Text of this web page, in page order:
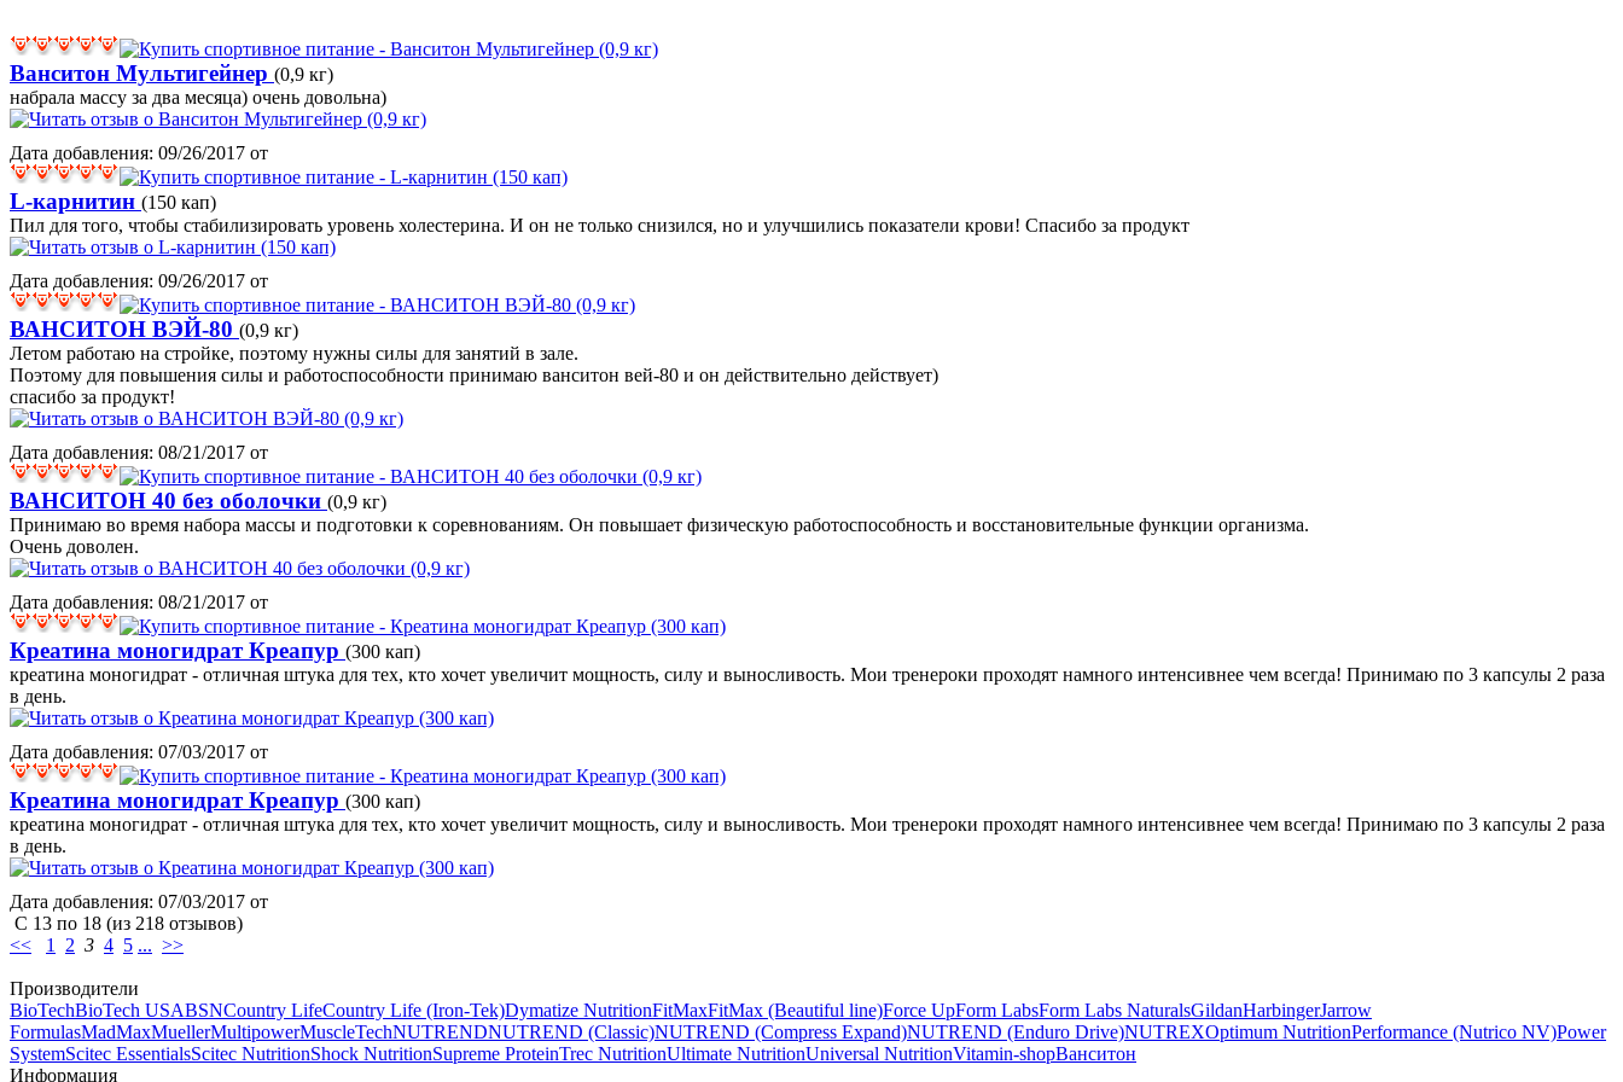
Ванситон Мультигейнер (0,9 кг)
набрала массу за два месяца) очень довольна)
Дата добавления: 09/26/2017 от
L-карнитин (150 кап)
Пил для того, чтобы стабилизировать уровень холестерина. И он не только снизился, но и улучшились показатели крови! Спасибо за продукт
Дата добавления: 09/26/2017 от
ВАНСИТОН ВЭЙ-80 (0,9 кг)
Летом работаю на стройке, поэтому нужны силы для занятий в зале.
Поэтому для повышения силы и работоспособности принимаю ванситон вей-80 и он действительно действует)
спасибо за продукт!
Дата добавления: 08/21/2017 от
ВАНСИТОН 40 без оболочки (0,9 кг)
Принимаю во время набора массы и подготовки к соревнованиям. Он повышает физическую работоспособность и восстановительные функции организма.
Очень доволен.
Дата добавления: 08/21/2017 от
Креатина моногидрат Креапур (300 кап)
креатина моногидрат - отличная штука для тех, кто хочет увеличит мощность, силу и выносливость. Мои тренероки проходят намного интенсивнее чем всегда! Принимаю по 3 капсулы 2 раза
в день.
Дата добавления: 07/03/2017 от
Креатина моногидрат Креапур (300 кап)
креатина моногидрат - отличная штука для тех, кто хочет увеличит мощность, силу и выносливость. Мои тренероки проходят намного интенсивнее чем всегда! Принимаю по 3 капсулы 2 раза
в день.
Дата добавления: 07/03/2017 от
С 13 по 18 (из 218 отзывов)
<<
1 2 3 4 5 ... >>
Производители
BioTechBioTech USABSNCountry LifeCountry Life (Iron-Tek)Dymatize NutritionFitMaxFitMax (Beautiful line)Force UpForm LabsForm Labs NaturalsGildanHarbingerJarrow
FormulasMadMaxMuellerMultipowerMuscleTechNUTRENDNUTREND (Classic)NUTREND (Compress Expand)NUTREND (Enduro Drive)NUTREXOptimum NutritionPerformance (Nutrico NV)Power
SystemScitec EssentialsScitec NutritionShock NutritionSupreme ProteinTrec NutritionUltimate NutritionUniversal NutritionVitamin-shopВанситон
Информация